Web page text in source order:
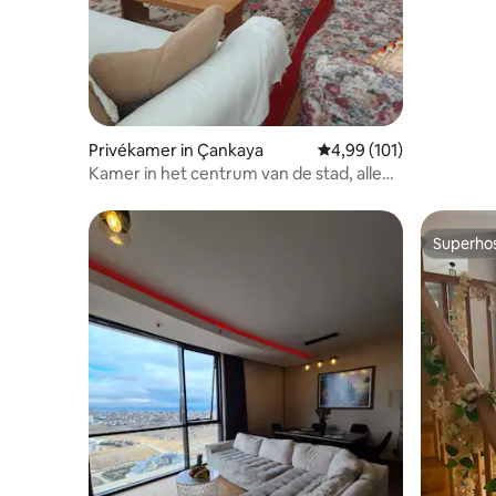
Privékamer in Çankaya Gemiddelde
4,99 (101)
Kamer in het centrum van de stad, alleen